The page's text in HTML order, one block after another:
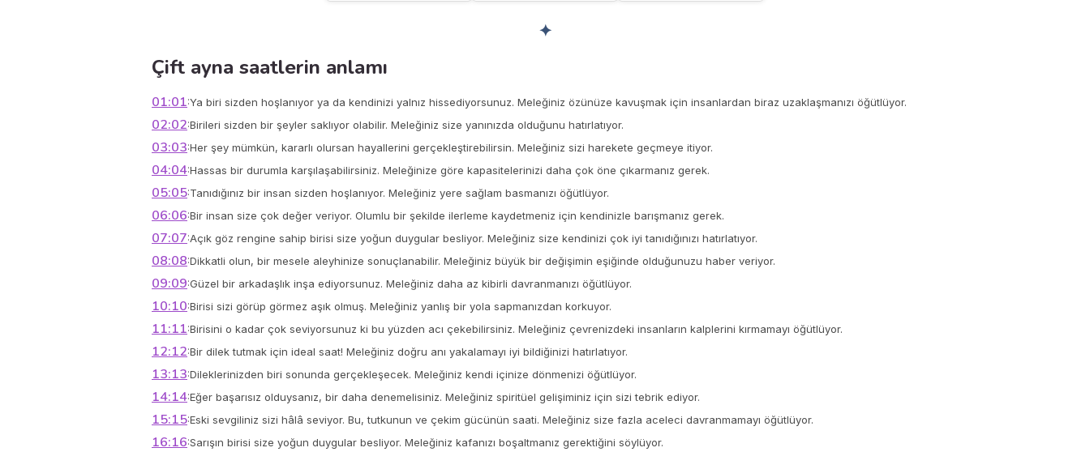
✦
Çift ayna saatlerin anlamı
01:01:Ya biri sizden hoşlanıyor ya da kendinizi yalnız hissediyorsunuz. Meleğiniz özünüze kavuşmak için insanlardan biraz uzaklaşmanızı öğütlüyor.
02:02:Birileri sizden bir şeyler saklıyor olabilir. Meleğiniz size yanınızda olduğunu hatırlatıyor.
03:03:Her şey mümkün, kararlı olursan hayallerini gerçekleştirebilirsin. Meleğiniz sizi harekete geçmeye itiyor.
04:04:Hassas bir durumla karşılaşabilirsiniz. Meleğinize göre kapasitelerinizi daha çok öne çıkarmanız gerek.
05:05:Tanıdığınız bir insan sizden hoşlanıyor. Meleğiniz yere sağlam basmanızı öğütlüyor.
06:06:Bir insan size çok değer veriyor. Olumlu bir şekilde ilerleme kaydetmeniz için kendinizle barışmanız gerek.
07:07:Açık göz rengine sahip birisi size yoğun duygular besliyor. Meleğiniz size kendinizi çok iyi tanıdığınızı hatırlatıyor.
08:08:Dikkatli olun, bir mesele aleyhinize sonuçlanabilir. Meleğiniz büyük bir değişimin eşiğinde olduğunuzu haber veriyor.
09:09:Güzel bir arkadaşlık inşa ediyorsunuz. Meleğiniz daha az kibirli davranmanızı öğütlüyor.
10:10:Birisi sizi görüp görmez aşık olmuş. Meleğiniz yanlış bir yola sapmanızdan korkuyor.
11:11:Birisini o kadar çok seviyorsunuz ki bu yüzden acı çekebilirsiniz. Meleğiniz çevrenizdeki insanların kalplerini kırmamayı öğütlüyor.
12:12:Bir dilek tutmak için ideal saat! Meleğiniz doğru anı yakalamayı iyi bildiğinizi hatırlatıyor.
13:13:Dileklerinizden biri sonunda gerçekleşecek. Meleğiniz kendi içinize dönmenizi öğütlüyor.
14:14:Eğer başarısız olduysanız, bir daha denemelisiniz. Meleğiniz spiritüel gelişiminiz için sizi tebrik ediyor.
15:15:Eski sevgiliniz sizi hâlâ seviyor. Bu, tutkunun ve çekim gücünün saati. Meleğiniz size fazla aceleci davranmamayı öğütlüyor.
16:16:Sarışın birisi size yoğun duygular besliyor. Meleğiniz kafanızı boşaltmanız gerektiğini söylüyor.